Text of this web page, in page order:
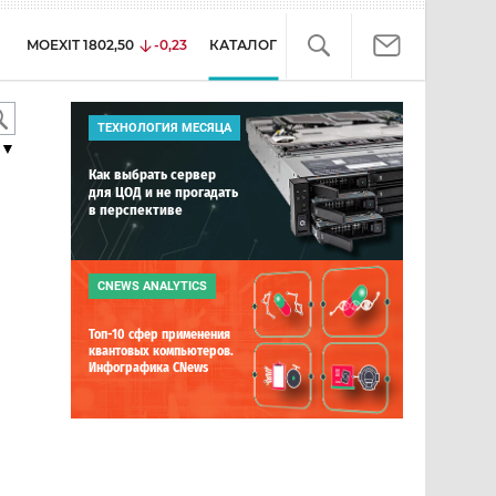
MOEXIT 1802,50 -0,23 КАТАЛОГ
ТЕХНОЛОГИЯ МЕСЯЦА
Как выбрать сервер
для ЦОД и не прогадать
в перспективе
CNEWS ANALYTICS
Топ-10 сфер применения
квантовых компьютеров.
Инфографика CNews